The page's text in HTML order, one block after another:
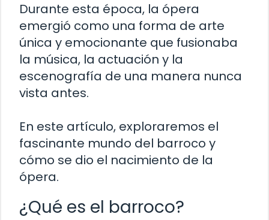
Durante esta época, la ópera
emergió como una forma de arte
única y emocionante que fusionaba
la música, la actuación y la
escenografía de una manera nunca
vista antes.
En este artículo, exploraremos el
fascinante mundo del barroco y
cómo se dio el nacimiento de la
ópera.
¿Qué es el barroco?